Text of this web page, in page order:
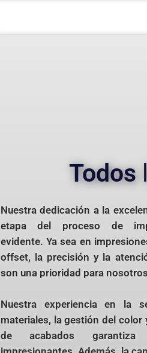
Todos
Nuestra dedicación a la
etapa del proceso de
evidente. Ya sea en
offset, la precisión y la
son una prioridad para
Nuestra experiencia en la
materiales, la gestión del color
de acabados garantiza